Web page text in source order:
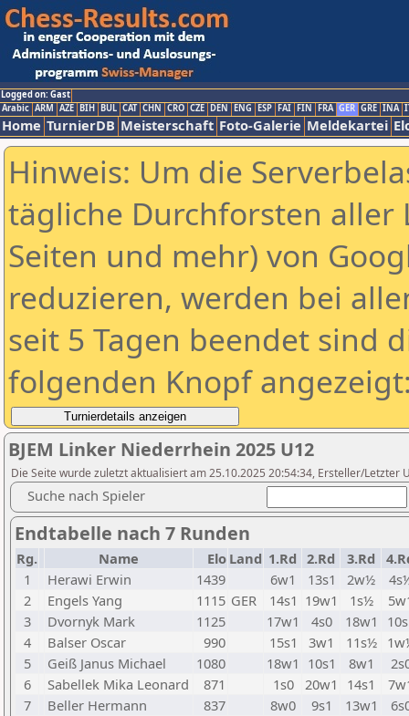
Logged on: Gast
Arabic ARM AZE BIH BUL CAT CHN CRO CZE DEN ENG ESP FAI FIN FRA GER GRE INA
Home TurnierDB Meisterschaft Foto-Galerie Meldekartei
Hinweis: Um die
tägliche Durchforsten aller
Seiten und mehr) von
reduzieren, werden bei
seit 5 Tagen beendet sind
folgenden Knopf
BJEM Linker Niederrhein 2025 U12
Die Seite wurde zuletzt aktualisiert am 25.10.2025 20:54:34, Ersteller/Letzter
Suche nach Spieler
Endtabelle nach 7 Runden
Rg. Name Elo Land 1.Rd 2.Rd 3.Rd
1
Herawi Erwin 1439 6w1 13s1 2w½
2
Engels Yang 1115 GER 14s1 19w1 1s½
3
Dvornyk Mark 1125 17w1 4s0 18w1
4
Balser Oscar 990 15s1 3w1 11s½
5
Geiß Janus Michael 1080 18w1 10s1 8w1
6
Sabellek Mika Leonard 871 1s0 20w1 14s1
7
Beller Hermann 837 8w0 9s1 13w1